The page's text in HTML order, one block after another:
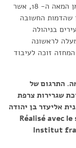
מחזה מפתיע של אחד מגדולי מחזאי צרפת מן המאה ה- 18, אשר
שהדמות החשובה
בניהולה
לראשונה
זוכה לעיבוד
התרגום של
שגרירות צרפת
אליעזר בן יהודה
Réalisé avec
Institut